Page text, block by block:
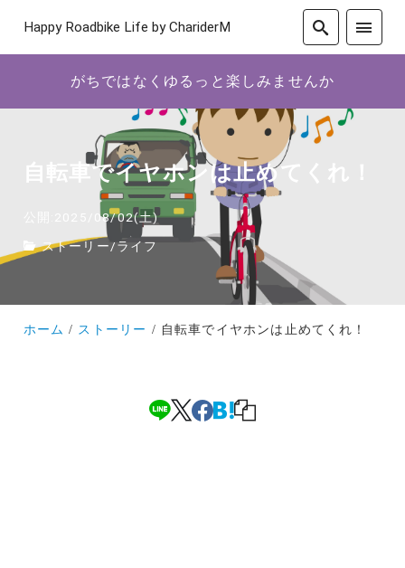
Happy Roadbike Life by ChariderM
がちではなくゆるっと楽しみませんか
自転車でイヤホンは止めてくれ！
公開:2025/08/02(土)
ストーリー/ライフ
ホーム ストーリー 自転車でイヤホンは止めてくれ！